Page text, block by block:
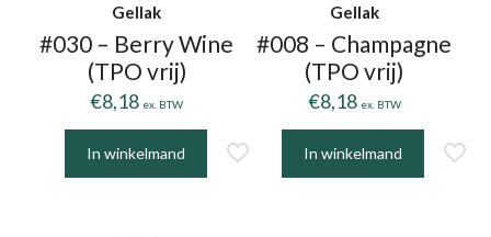
Gellak
#030 – Berry Wine
(TPO vrij)
€8,18 ex. BTW
In winkelmand
Gellak
#008 – Champagne
(TPO vrij)
€8,18 ex. BTW
In winkelmand